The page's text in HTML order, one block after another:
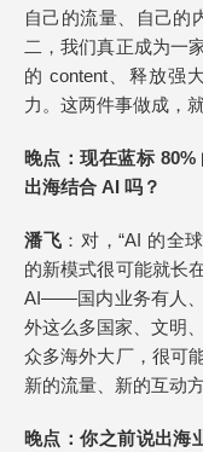
自己的流量、自己的
二，我们真正成为一
的 content、释放强
力。这两件事做成，
晚点 ：现在蓝标
出海结合 AI 吗？
潘飞 ：对，“AI 的全
的新模式很可能就长
AI——国内业务有人、
外这么多国家、文明
众多海外大厂，很可
新的流量、新的互动
晚点 ：你之前说出海